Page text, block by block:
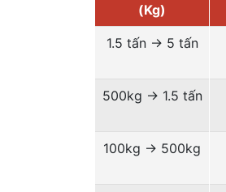
(Kg)
1.5 tấn -> 5 tấn
500kg -> 1.5 tấn
100kg -> 500kg